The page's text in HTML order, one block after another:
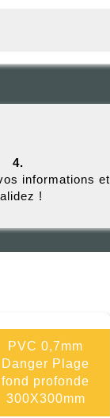
4.
informations et
!
PVC 0,7mm
Danger Plage
fond profonde
300X300mm